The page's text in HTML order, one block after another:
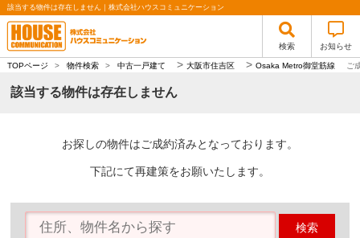
該当する物件は存在しません｜株式会社ハウスコミュニケーション
検索 お知らせ
TOPページ > 物件検索 > 中古一戸建て > 大阪市住吉区 > Osaka Metro御堂筋線 ご
該当する物件は存在しません
お探しの物件はご成約済みとなっております。
下記にて再建策をお願いたします。
検索